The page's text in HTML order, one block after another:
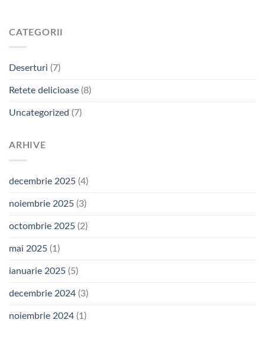
CATEGORII
Deserturi (7)
Retete delicioase (8)
Uncategorized (7)
ARHIVE
decembrie 2025 (4)
noiembrie 2025 (3)
octombrie 2025 (2)
mai 2025 (1)
ianuarie 2025 (5)
decembrie 2024 (3)
noiembrie 2024 (1)